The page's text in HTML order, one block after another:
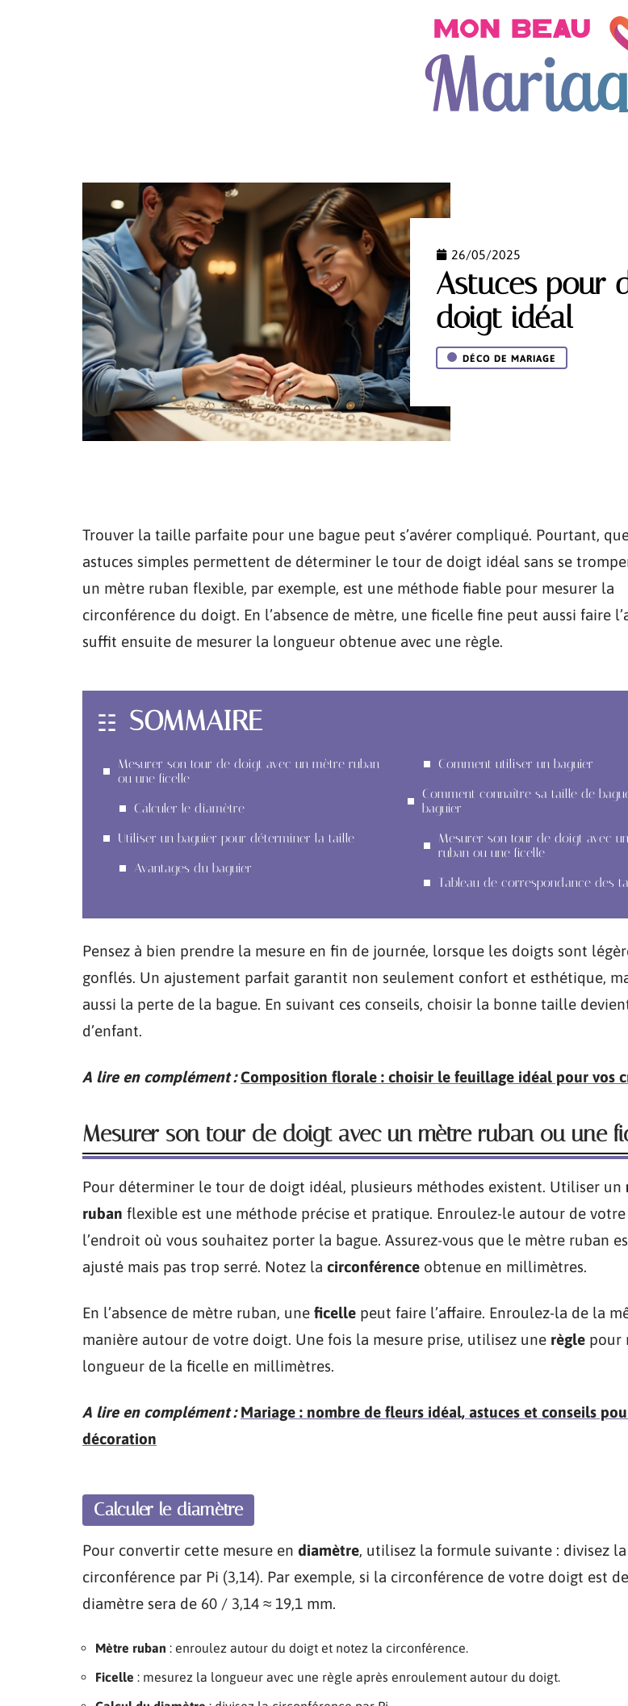
26/05/2025
Astuces pour
doigt idéal
DÉCO DE MARIAGE
Trouver la taille parfaite pour une bague peut s’avérer compliqué. Pourtant,
astuces simples permettent de déterminer le tour de doigt idéal sans se
un mètre ruban flexible, par exemple, est une méthode fiable pour mesurer la
circonférence du doigt. En l’absence de mètre, une ficelle fine peut aussi faire
suffit ensuite de mesurer la longueur obtenue avec une règle.
SOMMAIRE
Mesurer son tour de doigt avec un mètre ruban
ou une ficelle
Calculer le diamètre
Utiliser un baguier pour déterminer la taille
Avantages du baguier
Comment utiliser un baguier
Comment connaître sa taille de
baguier
Mesurer son tour de doigt avec
ruban ou une ficelle
Tableau de correspondance des
Pensez à bien prendre la mesure en fin de journée, lorsque les doigts sont
gonflés. Un ajustement parfait garantit non seulement confort et esthétique,
aussi la perte de la bague. En suivant ces conseils, choisir la bonne taille
d’enfant.
A lire en complément : Composition florale : choisir le feuillage idéal pour vos
Mesurer son tour de doigt avec un mètre ruban ou une
Pour déterminer le tour de doigt idéal, plusieurs méthodes existent. Utiliser un
ruban flexible est une méthode précise et pratique. Enroulez-le autour de
l’endroit où vous souhaitez porter la bague. Assurez-vous que le mètre ruban
ajusté mais pas trop serré. Notez la circonférence obtenue en millimètres.
En l’absence de mètre ruban, une ficelle peut faire l’affaire. Enroulez-la de la
manière autour de votre doigt. Une fois la mesure prise, utilisez une règle pour
longueur de la ficelle en millimètres.
A lire en complément : Mariage : nombre de fleurs idéal, astuces et conseils
décoration
Calculer le diamètre
Pour convertir cette mesure en diamètre, utilisez la formule suivante : divisez la
circonférence par Pi (3,14). Par exemple, si la circonférence de votre doigt est
diamètre sera de 60 / 3,14 ≈ 19,1 mm.
Mètre ruban : enroulez autour du doigt et notez la circonférence.
Ficelle : mesurez la longueur avec une règle après enroulement autour du doigt.